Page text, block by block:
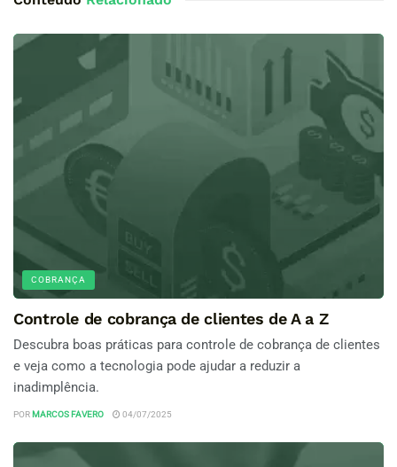
COBRANÇA
Controle de cobrança de clientes de A a Z
Descubra boas práticas para controle de cobrança de clientes
e veja como a tecnologia pode ajudar a reduzir a
inadimplência.
POR MARCOS FAVERO 04/07/2025